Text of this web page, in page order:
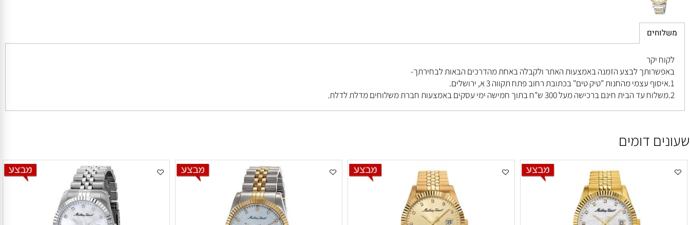
לבצע הזמנה באמצעות האתר ולקבלה באחת מהדרכים הבאות לבחירתך-
דומים